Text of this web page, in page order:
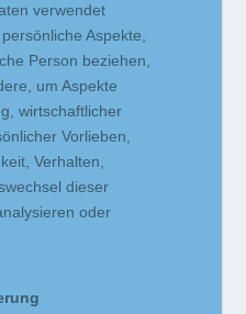
verwendet
Aspekte,
Person beziehen,
um Aspekte
wirtschaftlicher
Vorlieben,
Verhalten,
dieser
oder